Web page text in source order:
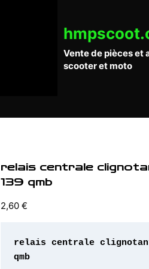
Vente de pièces et
scooter et moto
relais centrale
139 qmb
2,60 €
relais centrale
qmb